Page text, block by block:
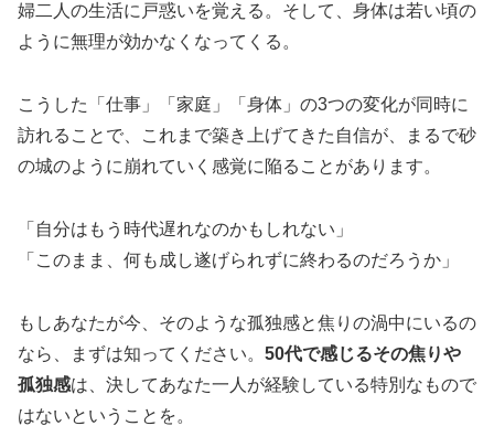
希少なザイデナ系で副作用が出にくく自然な効果が
特徴。品質重視の方に選ばれるプレミアムチョイス
ウデナイト詳細を見る
婦二人の生活に戸惑いを覚える。そして、身体は若い頃の
ように無理が効かなくなってくる。
こうした「仕事」「家庭」「身体」の3つの変化が同時に
訪れることで、これまで築き上げてきた自信が、まるで砂
の城のように崩れていく感覚に陥ることがあります。
「自分はもう時代遅れなのかもしれない」
「このまま、何も成し遂げられずに終わるのだろうか」
もしあなたが今、そのような孤独感と焦りの渦中にいるの
なら、まずは知ってください。 50代で感じるその焦りや
孤独感は、決してあなた一人が経験している特別なもので
はないということを。